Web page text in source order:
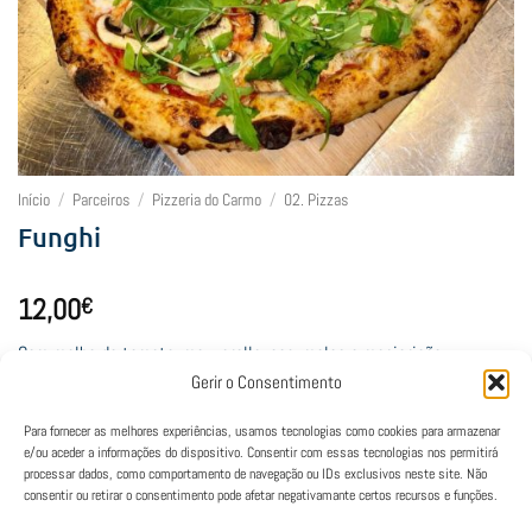
Gerir o Consentimento
Para fornecer as melhores experiências, usamos tecnologias como cookies para armazenar
e/ou aceder a informações do dispositivo. Consentir com essas tecnologias nos permitirá
processar dados, como comportamento de navegação ou IDs exclusivos neste site. Não
consentir ou retirar o consentimento pode afetar negativamante certos recursos e funções.
Início / Parceiros / Pizzeria do Carmo / 02. Pizzas
Funghi
12,00€
Com molho de tomate, mozzarella, cogumelos e manjericão